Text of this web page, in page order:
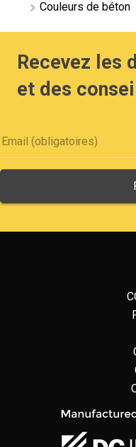
Couleurs de béton
Recevez les
et des